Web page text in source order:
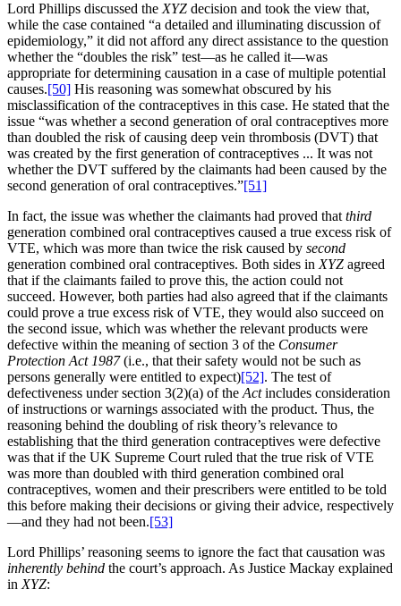
Lord Phillips discussed the XYZ decision and took the view that,
while the case contained “a detailed and illuminating discussion of
epidemiology,” it did not afford any direct assistance to the question
whether the “doubles the risk” test—as he called it—was
appropriate for determining causation in a case of multiple potential
causes.[50] His reasoning was somewhat obscured by his
misclassification of the contraceptives in this case. He stated that the
issue “was whether a second generation of oral contraceptives more
than doubled the risk of causing deep vein thrombosis (DVT) that
was created by the first generation of contraceptives ... It was not
whether the DVT suffered by the claimants had been caused by the
second generation of oral contraceptives.”[51]
In fact, the issue was whether the claimants had proved that third
generation combined oral contraceptives caused a true excess risk of
VTE, which was more than twice the risk caused by second
generation combined oral contraceptives. Both sides in XYZ agreed
that if the claimants failed to prove this, the action could not
succeed. However, both parties had also agreed that if the claimants
could prove a true excess risk of VTE, they would also succeed on
the second issue, which was whether the relevant products were
defective within the meaning of section 3 of the Consumer
Protection Act 1987(i.e., that their safety would not be such as
persons generally were entitled to expect)[52]. The test of
defectiveness under section 3(2)(a) of the Actincludes consideration
of instructions or warnings associated with the product. Thus, the
reasoning behind the doubling of risk theory’s relevance to
establishing that the third generation contraceptives were defective
was that if the UK Supreme Court ruled that the true risk of VTE
was more than doubled with third generation combined oral
contraceptives, women and their prescribers were entitled to be told
this before making their decisions or giving their advice, respectively
—and they had not been.[53]
Lord Phillips’ reasoning seems to ignore the fact that causation was
inherently behind the court’s approach. As Justice Mackay explained
in XYZ: